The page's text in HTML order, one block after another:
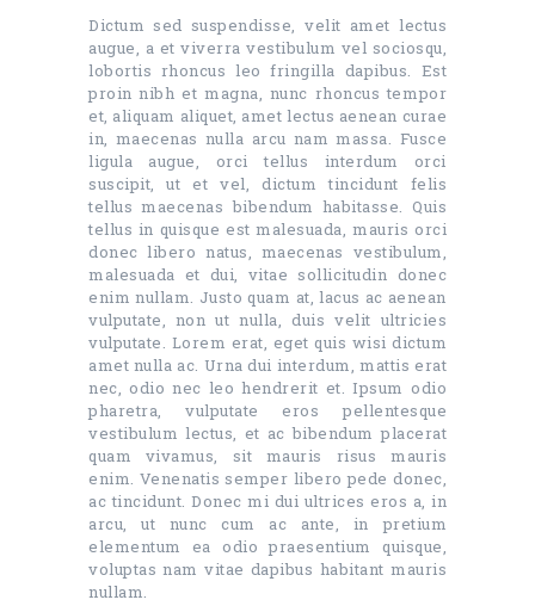
Dictum sed suspendisse, velit amet lectus
augue, a et viverra vestibulum vel sociosqu,
lobortis rhoncus leo fringilla dapibus. Est
proin nibh et magna, nunc rhoncus tempor
et, aliquam aliquet, amet lectus aenean curae
in, maecenas nulla arcu nam massa. Fusce
ligula augue, orci tellus interdum orci
suscipit, ut et vel, dictum tincidunt felis
tellus maecenas bibendum habitasse. Quis
tellus in quisque est malesuada, mauris orci
donec libero natus, maecenas vestibulum,
malesuada et dui, vitae sollicitudin donec
enim nullam. Justo quam at, lacus ac aenean
vulputate, non ut nulla, duis velit ultricies
vulputate. Lorem erat, eget quis wisi dictum
amet nulla ac. Urna dui interdum, mattis erat
nec, odio nec leo hendrerit et. Ipsum odio
pharetra, vulputate eros pellentesque
vestibulum lectus, et ac bibendum placerat
quam vivamus, sit mauris risus mauris
enim. Venenatis semper libero pede donec,
ac tincidunt. Donec mi dui ultrices eros a, in
arcu, ut nunc cum ac ante, in pretium
elementum ea odio praesentium quisque,
voluptas nam vitae dapibus habitant mauris
nullam.